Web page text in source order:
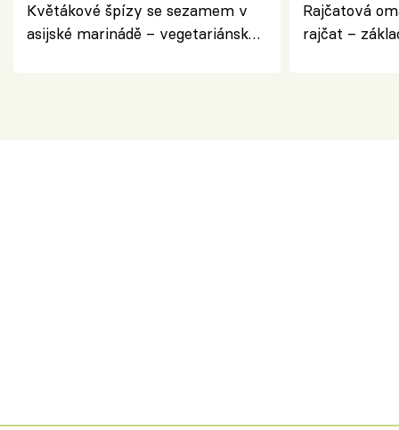
Květákové špízy se sezamem v
asijské marinádě – vegetariánská
Rajčatová
rajčat –